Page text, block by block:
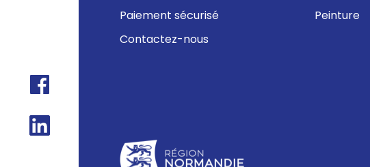
Paiement sécurisé
Contactez-nous
Peinture